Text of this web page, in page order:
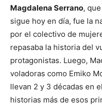
Magdalena Serrano,
sigue hoy en día, fue la
por el colectivo de
repasaba la historia del
protagonistas. Luego,
voladoras como Emiko
llevan 2 y 3 décadas en
historias más de esos